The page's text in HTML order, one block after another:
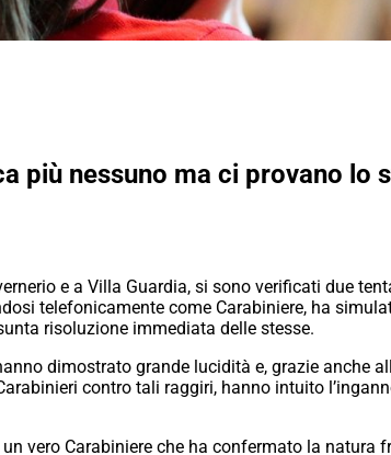
più nessuno ma ci provano
e a Villa Guardia, si sono verificati due
telefonicamente come Carabiniere, ha
risoluzione immediata delle stesse.
dimostrato grande lucidità e, grazie anche
contro tali raggiri, hanno intuito
vero Carabiniere che ha confermato la